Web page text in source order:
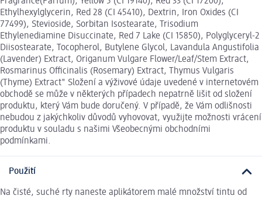
Ethylhexylglycerin, Red 28 (CI 45410), Dextrin, Iron Oxides (CI
77499), Stevioside, Sorbitan Isostearate, Trisodium
Ethylenediamine Disuccinate, Red 7 Lake (CI 15850), Polyglyceryl-2
Diisostearate, Tocopherol, Butylene Glycol, Lavandula Angustifolia
(Lavender) Extract, Origanum Vulgare Flower/Leaf/Stem Extract,
Rosmarinus Officinalis (Rosemary) Extract, Thymus Vulgaris
(Thyme) Extract" Složení a výživové údaje uvedené v internetovém
obchodě se může v některých případech nepatrně lišit od složení
produktu, který Vám bude doručený. V případě, že Vám odlišnosti
nebudou z jakýchkoliv důvodů vyhovovat, využijte možnosti vrácení
produktu v souladu s našimi Všeobecnými obchodními
podmínkami.
Použití
Na čisté, suché rty naneste aplikátorem malé množství tintu od